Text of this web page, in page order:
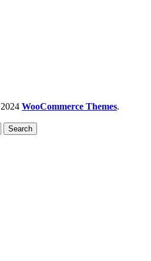
2024 WooCommerce Themes.
Search